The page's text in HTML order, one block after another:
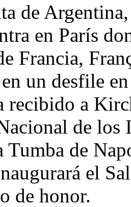
de
en París
Francia,
un desfile
recibido a
de los
Tumba de
el
de honor.